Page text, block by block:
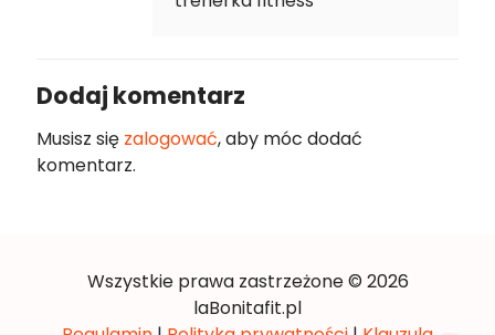
Dodaj komentarz
Musisz się zalogować, aby móc dodać
komentarz.
Wszystkie prawa zastrzeżone © 2026
laBonitafit.pl